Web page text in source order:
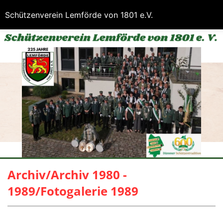
Archiv/Archiv 1980 -
1989/Fotogalerie 1989
Schützenverein Lemförde von 1801 e.V.